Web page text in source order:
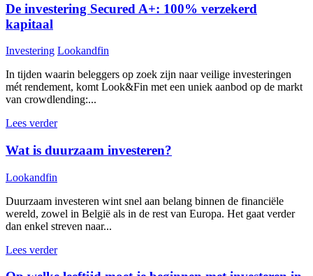
De investering Secured A+: 100% verzekerd
kapitaal
Investering Lookandfin
In tijden waarin beleggers op zoek zijn naar veilige investeringen
mét rendement, komt Look&Fin met een uniek aanbod op de markt
van crowdlending:...
Lees verder
Wat is duurzaam investeren?
Lookandfin
Duurzaam investeren wint snel aan belang binnen de financiële
wereld, zowel in België als in de rest van Europa. Het gaat verder
dan enkel streven naar...
Lees verder